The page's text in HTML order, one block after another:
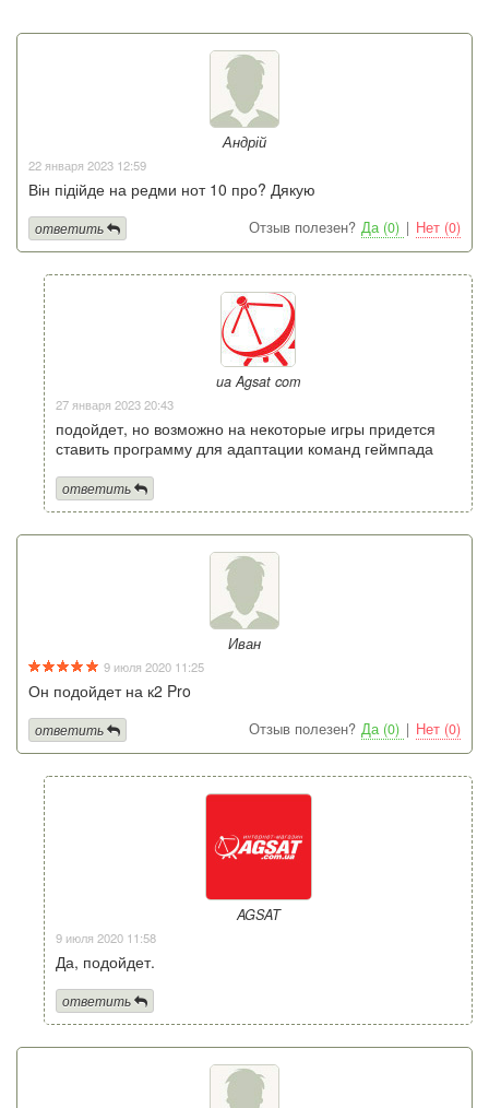
Андрій
22 января 2023 12:59
Він підійде на редми нот 10 про? Дякую
Отзыв полезен? Да (0) | Нет (0)
ответить
ua Agsat com
27 января 2023 20:43
подойдет, но возможно на некоторые игры придется
ставить программу для адаптации команд геймпада
ответить
Иван
9 июля 2020 11:25
Он подойдет на к2 Pro
Отзыв полезен? Да (0) | Нет (0)
ответить
AGSAT
9 июля 2020 11:58
Да, подойдет.
ответить